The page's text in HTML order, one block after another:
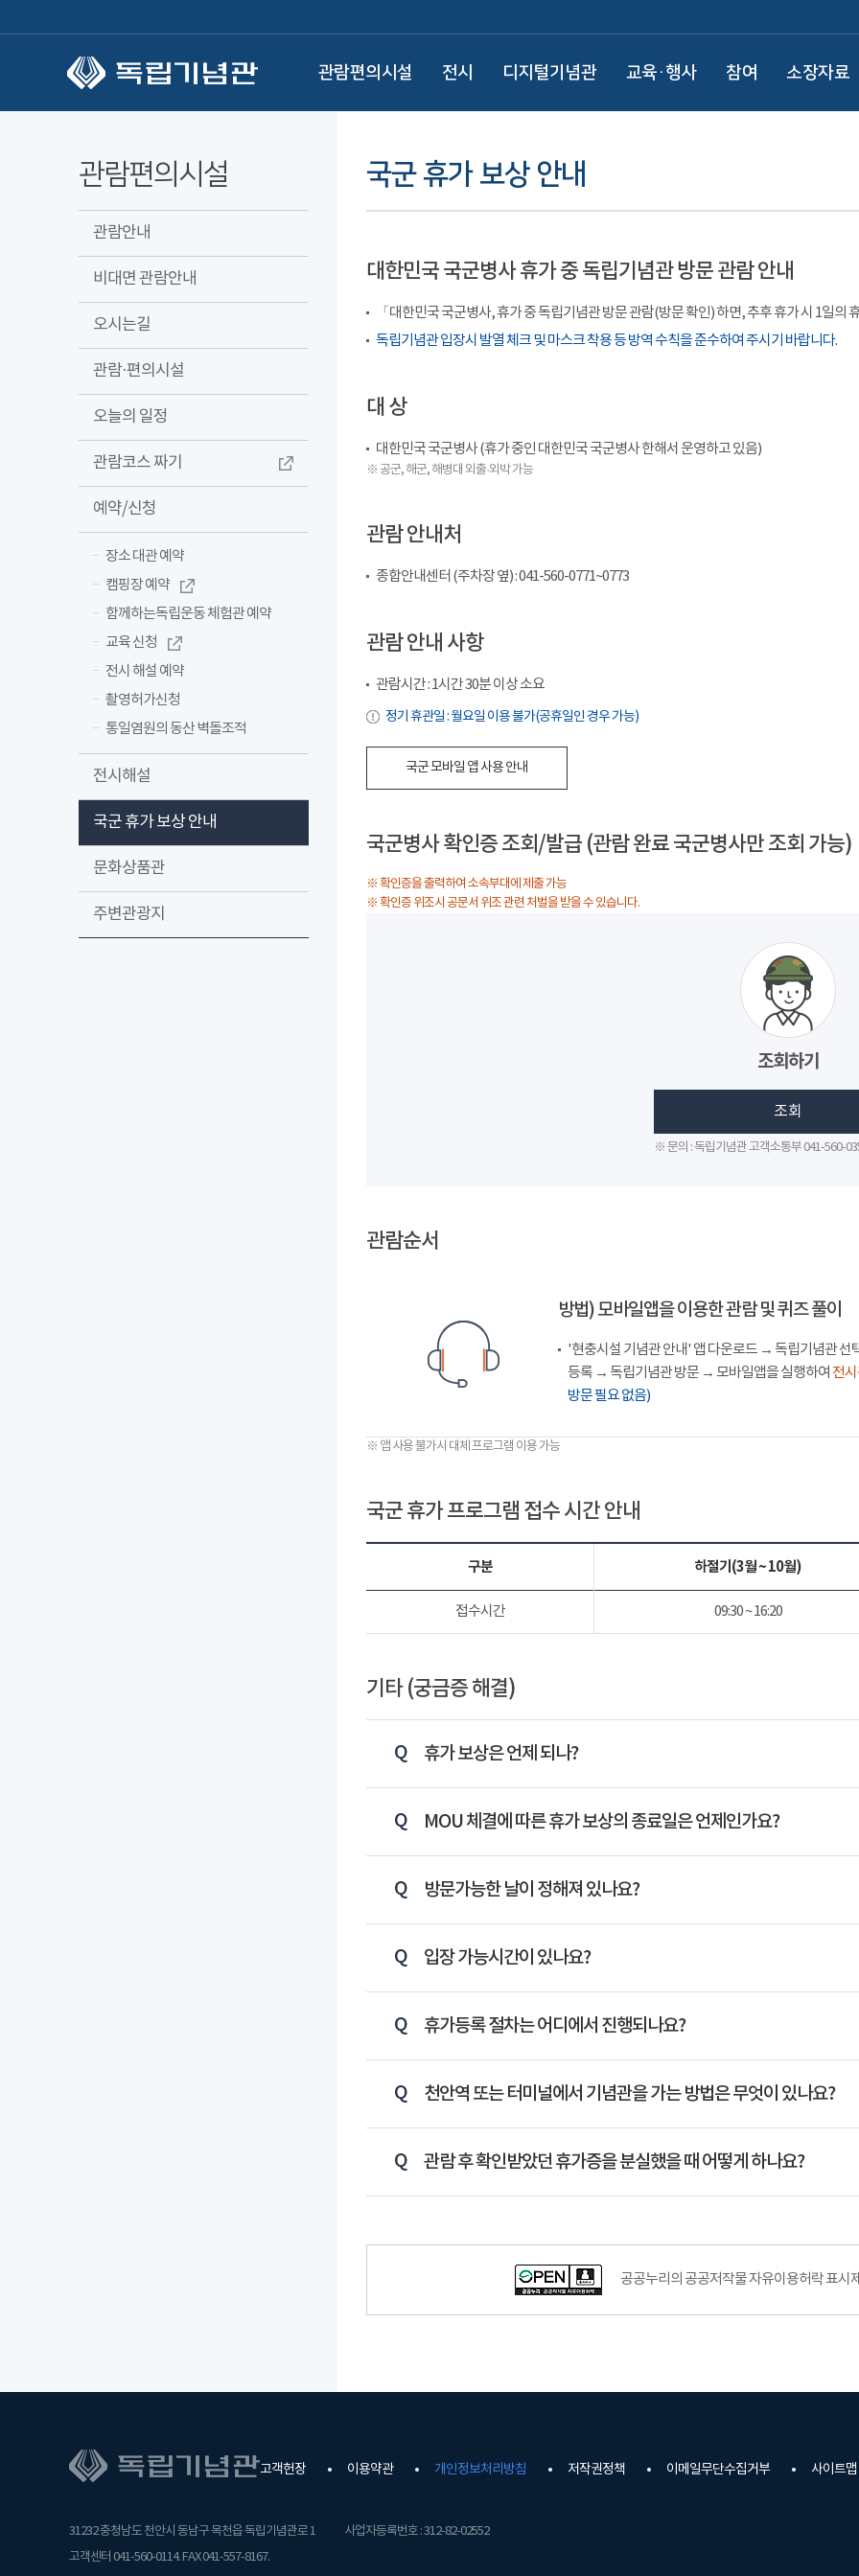
관람편의시설 전시 디지털기념관 교육·행사 참여 소장자료
관람편의시설
관람안내
비대면 관람안내
오시는길
관람·편의시설
오늘의 일정
관람코스 짜기
예약/신청
장소 대관 예약
캠핑장 예약
함께하는독립운동 체험관 예약
교육 신청
전시 해설 예약
촬영허가신청
통일염원의 동산 벽돌조적
전시해설
국군 휴가 보상 안내
문화상품관
주변관광지
국군 휴가 보상 안내
대한민국 국군병사 휴가 중 독립기념관 방문 관람 안내
「대한민국 국군병사, 휴가 중 독립기념관 방문 관람(방문 확인) 하면, 추후 휴가 시 1일의
독립기념관 입장시 발열 체크 및 마스크 착용 등 방역 수칙을 준수하여 주시기 바랍니다.
대 상
대한민국 국군병사 (휴가 중인 대한민국 국군병사 한해서 운영하고 있음)
※ 공군, 해군, 해병대 외출·외박 가능
관람 안내처
종합안내센터 (주차장 옆) : 041-560-0771~0773
관람 안내 사항
관람시간 : 1시간 30분 이상 소요
정기 휴관일 : 월요일 이용 불가(공휴일인 경우 가능)
국군 모바일 앱 사용 안내
국군병사 확인증 조회/발급 (관람 완료 국군병사만 조회 가능)
※ 확인증을 출력하여 소속부대에 제출 가능
※ 확인증 위조시 공문서 위조 관련 처벌을 받을 수 있습니다.
조회하기
조회
※ 문의 : 독립기념관 고객소통부 041-560-
관람순서
방법) 모바일앱을 이용한 관람 및 퀴즈 풀이
'현충시설 기념관 안내' 앱 다운로드 → 독립기념관
등록 → 독립기념관 방문 → 모바일앱을 실행하여 전시
방문 필요 없음)
※ 앱 사용 불가시 대체 프로그램 이용 가능
국군 휴가 프로그램 접수 시간 안내
구분 하절기(3월 ~ 10월)
접수시간 09:30 ~ 16:20
기타 (궁금증 해결)
휴가 보상은 언제 되나?
MOU 체결에 따른 휴가 보상의 종료일은 언제인가요?
방문가능한 날이 정해져 있나요?
입장 가능시간이 있나요?
휴가등록 절차는 어디에서 진행되나요?
천안역 또는 터미널에서 기념관을 가는 방법은 무엇이 있나요?
관람 후 확인받았던 휴가증을 분실했을 때 어떻게 하나요?
공공누리공공저작물자유이용허락–출처표시이미지
공공누리의 공공저작물 자유이용허락 표시
고객헌장 이용약관 개인정보처리방침 저작권정책 이메일무단수집거부 사이트맵
31232 충청남도 천안시 동남구 목천읍 독립기념관로 1
사업자등록번호 : 312-82-02552
고객센터 041-560-0114. FAX 041-557-8167.